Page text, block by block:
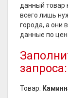
данный товар
всего лишь
города, а они
данные по
запроса:
Товар: